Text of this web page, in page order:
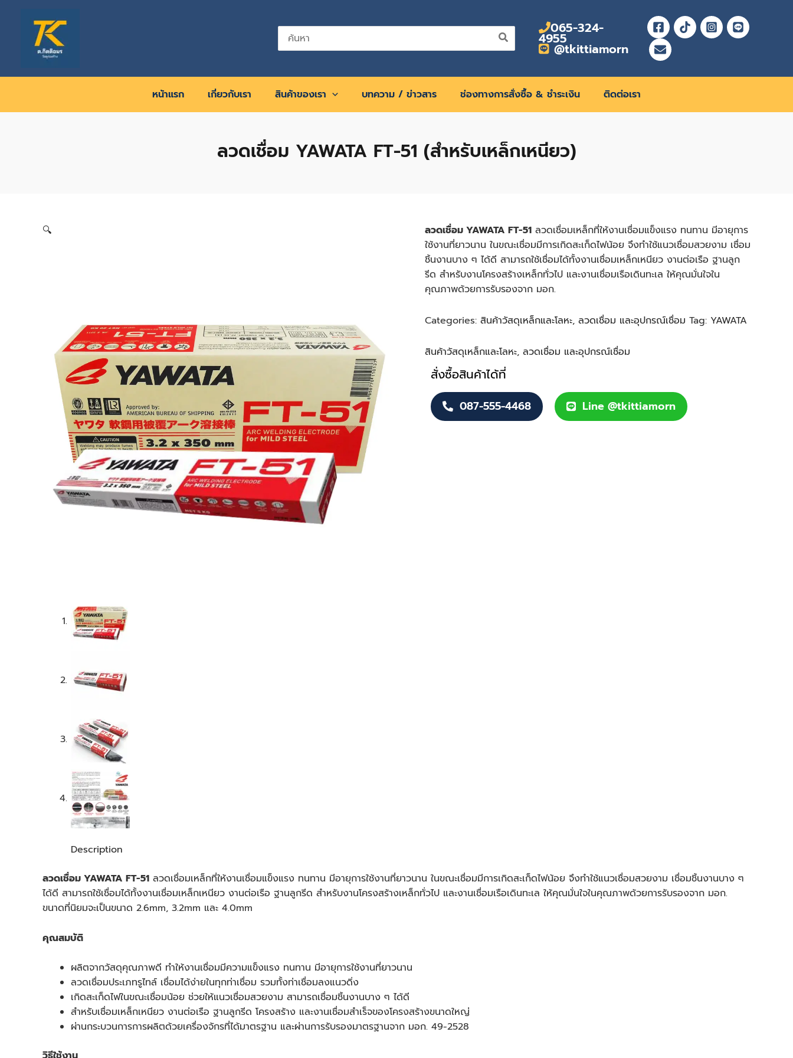
content
Search
for:
065-324-
4955
@tkittiamorn
หน้าแรก เกี่ยวกับเรา สินค้าของเรา บทความ / ข่าวสาร ช่องทางการสั่งซื้อ & ชำระเงิน ติดต่อเรา
ลวดเชื่อม YAWATA FT-51 (สำหรับเหล็กเหนียว)
🔍 ลวดเชื่อม YAWATA FT-51 ลวดเชื่อมเหล็กที่ให้งานเชื่อมแข็งแรง ทนทาน มีอายุการ
ใช้งานที่ยาวนาน ในขณะเชื่อมมีการเกิดสะเก็ดไฟน้อย จึงทำใช้แนวเชื่อมสวยงาม เชื่อม
ชิ้นงานบาง ๆ ได้ดี สามารถใช้เชื่อมได้ทั้งงานเชื่อมเหล็กเหนียว งานต่อเรือ ฐานลูก
รีด สำหรับงานโครงสร้างเหล็กทั่วไป และงานเชื่อมเรือเดินทะเล ให้คุณมั่นใจใน
คุณภาพด้วยการรับรองจาก มอก.
Categories: สินค้าวัสดุเหล็กและโลหะ, ลวดเชื่อม และอุปกรณ์เชื่อม Tag: YAWATA
สินค้าวัสดุเหล็กและโลหะ, ลวดเชื่อม และอุปกรณ์เชื่อม
สั่งซื้อสินค้าได้ที่
087-555-4468 Line @tkittiamorn
Description
ลวดเชื่อม YAWATA FT-51 ลวดเชื่อมเหล็กที่ให้งานเชื่อมแข็งแรง ทนทาน มีอายุการใช้งานที่ยาวนาน ในขณะเชื่อมมีการเกิดสะเก็ดไฟน้อย จึงทำใช้แนวเชื่อมสวยงาม เชื่อมชิ้นงานบาง ๆ
ได้ดี สามารถใช้เชื่อมได้ทั้งงานเชื่อมเหล็กเหนียว งานต่อเรือ ฐานลูกรีด สำหรับงานโครงสร้างเหล็กทั่วไป และงานเชื่อมเรือเดินทะเล ให้คุณมั่นใจในคุณภาพด้วยการรับรองจาก มอก.
ขนาดที่นิยมจะเป็นขนาด 2.6mm, 3.2mm และ 4.0mm
คุณสมบัติ
ผลิตจากวัสดุคุณภาพดี ทำให้งานเชื่อมมีความแข็งแรง ทนทาน มีอายุการใช้งานที่ยาวนาน
ลวดเชื่อมประเภทรูไทล์ เชื่อมได้ง่ายในทุกท่าเชื่อม รวมทั้งท่าเชื่อมลงแนวดิ่ง
เกิดสะเก็ดไฟในขณะเชื่อมน้อย ช่วยให้แนวเชื่อมสวยงาม สามารถเชื่อมชิ้นงานบาง ๆ ได้ดี
สำหรับเชื่อมเหล็กเหนียว งานต่อเรือ ฐานลูกรีด โครงสร้าง และงานเชื่อมสำเร็จของโครงสร้างขนาดใหญ่
ผ่านกระบวนการการผลิตด้วยเครื่องจักรที่ได้มาตรฐาน และผ่านการรับรองมาตรฐานจาก มอก. 49-2528